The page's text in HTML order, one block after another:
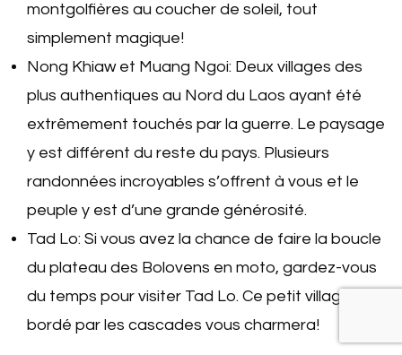
montgolfières au coucher de soleil, tout
simplement magique!
Nong Khiaw et Muang Ngoi: Deux villages des
plus authentiques au Nord du Laos ayant été
extrêmement touchés par la guerre. Le paysage
y est différent du reste du pays. Plusieurs
randonnées incroyables s’offrent à vous et le
peuple y est d’une grande générosité.
Tad Lo: Si vous avez la chance de faire la boucle
du plateau des Bolovens en moto, gardez-vous
du temps pour visiter Tad Lo. Ce petit village
bordé par les cascades vous charmera!